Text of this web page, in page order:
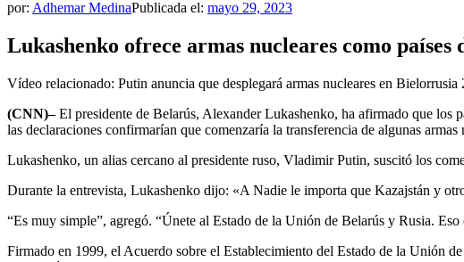
por: Adhemar MedinaPublicada el: mayo 29, 2023
Lukashenko ofrece armas nucleares como
Vídeo relacionado: Putin anuncia que desplegará armas nucleares en Bielorrusia
(CNN)–El presidente de Belarús, Alexander Lukashenko, ha afirmado que los
las declaraciones confirmarían que comenzaría la transferencia de algunas
Lukashenko, un alias cercano al presidente ruso, Vladimir Putin, suscitó los
Durante la entrevista, Lukashenko dijo: «A Nadie le importa que Kazajstán y
“Es muy simple”, agregó. “Únete al Estado de la Unión de Belarús y Rusia. Eso
Firmado en 1999, el Acuerdo sobre el Establecimiento del Estado de la Unión